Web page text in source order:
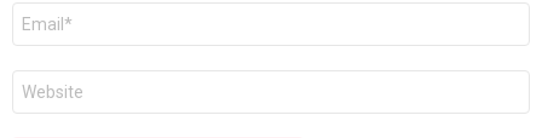
Correo
electrónico
*
Web